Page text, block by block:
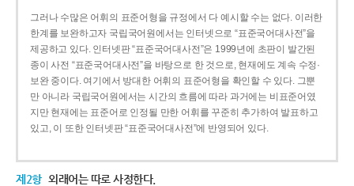
그러나 수많은 어휘의 표준어형을 규정에서 다 예시할 수는 없다. 이러한
한계를 보완하고자 국립국어원에서는 인터넷으로 “표준국어대사전”을
제공하고 있다. 인터넷판 “표준국어대사전”은 1999년에 초판이 발간된
종이 사전 “표준국어대사전”을 바탕으로 한 것으로, 현재에도 계속 수정·
보완 중이다. 여기에서 방대한 어휘의 표준어형을 확인할 수 있다. 그뿐
만 아니라 국립국어원에서는 시간의 흐름에 따라 과거에는 비표준어였
지만 현재에는 표준어로 인정될 만한 어휘를 꾸준히 추가하여 발표하고
있고, 이 또한 인터넷판 “표준국어대사전”에 반영되어 있다.
제2항 외래어는 따로 사정한다.